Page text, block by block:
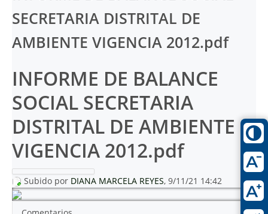
SECRETARIA DISTRITAL DE
AMBIENTE VIGENCIA 2012.pdf
INFORME DE BALANCE
SOCIAL SECRETARIA
DISTRITAL DE AMBIENTE
VIGENCIA 2012.pdf
Subido por DIANA MARCELA REYES, 9/11/21 14:42